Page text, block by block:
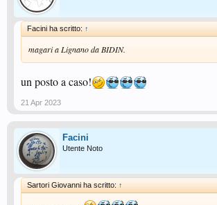
Facini ha scritto: ↑
magari a Lignano da BIDIN.
un posto a caso!
21 Apr 2023
Facini
Utente Noto
Sartori Giovanni ha scritto: ↑